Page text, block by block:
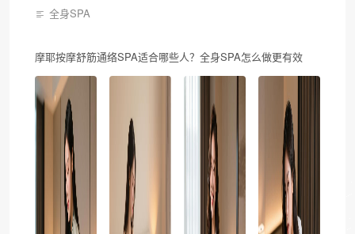
全身SPA
摩耶按摩舒筋通络SPA适合哪些人？全身SPA怎么做更有效